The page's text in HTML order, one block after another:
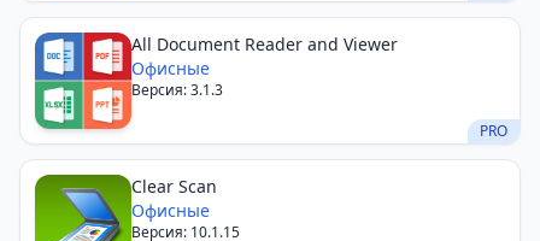
All Document Reader and Viewer
Офисные
Версия: 3.1.3
PRO
Clear Scan
Офисные
Версия: 10.1.15